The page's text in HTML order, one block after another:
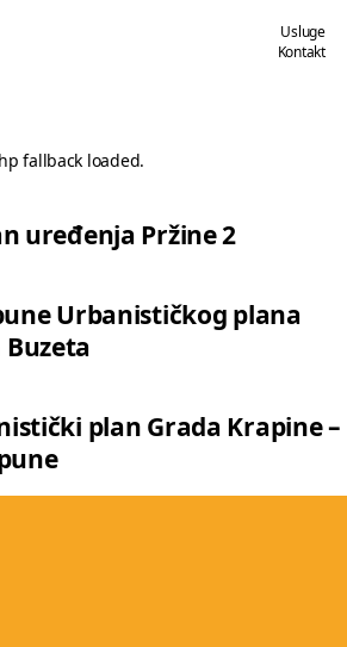
Usluge
Kontakt
fallback loaded.
uređenja Pržine 2
Urbanističkog plana
plan Grada Krapine –